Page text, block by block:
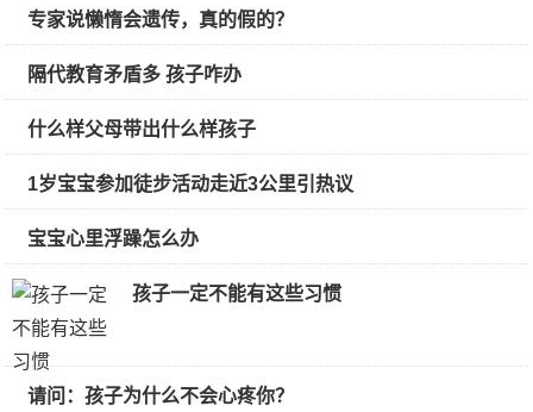
专家说懒惰会遗传，真的假的？
隔代教育矛盾多 孩子咋办
什么样父母带出什么样孩子
1岁宝宝参加徒步活动走近3公里引热议
宝宝心里浮躁怎么办
孩子一定不能有这些习惯
请问：孩子为什么不会心疼你？